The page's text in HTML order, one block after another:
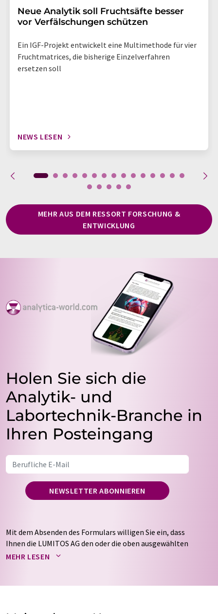
Neue Analytik soll Fruchtsäfte besser
vor Verfälschungen schützen
Ein IGF-Projekt entwickelt eine Multimethode für vier
Fruchtmatrices, die bisherige Einzelverfahren
ersetzen soll
NEWS LESEN
MEHR AUS DEM RESSORT FORSCHUNG &
ENTWICKLUNG
Holen Sie sich die
Analytik- und
Labortechnik-Branche in
Ihren Posteingang
NEWSLETTER ABONNIEREN
Mit dem Absenden des Formulars willigen Sie ein, dass
Ihnen die LUMITOS AG den oder die oben ausgewählten
Newsletter per E-Mail zusendet. Ihre Daten werden
auf Basis unsererDatenschutzerklärung. LUMITOS darf
Meinungsforschung per E-Mail kontaktieren. Ihre
MEHR LESEN